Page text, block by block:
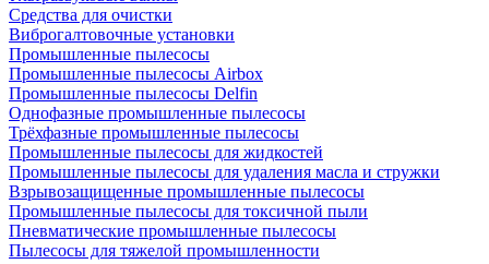
Средства для очистки
Виброгалтовочные установки
Промышленные пылесосы
Промышленные пылесосы Airbox
Промышленные пылесосы Delfin
Однофазные промышленные пылесосы
Трёхфазные промышленные пылесосы
Промышленные пылесосы для жидкостей
Промышленные пылесосы для удаления масла и стружки
Взрывозащищенные промышленные пылесосы
Промышленные пылесосы для токсичной пыли
Пневматические промышленные пылесосы
Пылесосы для тяжелой промышленности